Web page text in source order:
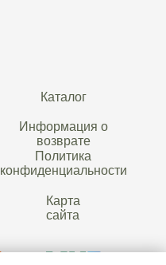
Карта
сайта
Каталог
Информация о
возврате
Политика
конфиденциальности